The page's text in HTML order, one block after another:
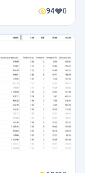
94 0